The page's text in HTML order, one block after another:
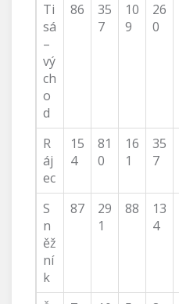
Ti
sá
–
vý
ch
o
d
86
35
7
10
9
26
0
R
áj
ec
15
4
81
0
16
1
35
7
S
n
ěž
ní
k
87
29
1
88
13
4